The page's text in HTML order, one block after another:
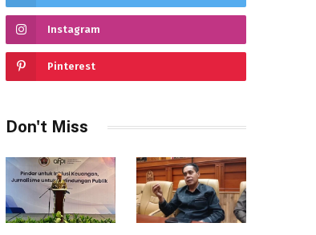
Instagram
Pinterest
Don't Miss